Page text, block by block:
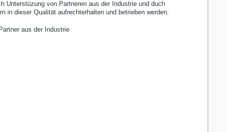
Unterstüzung von Partneren aus der Industrie und duch
in dieser Qualität aufrechterhalten und betrieben werden.
aus der Industrie